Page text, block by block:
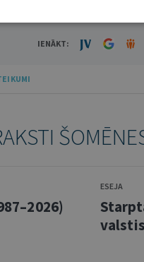
IENĀKT:
ESEJA